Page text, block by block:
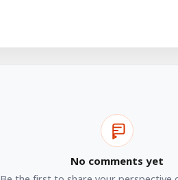
No comments yet